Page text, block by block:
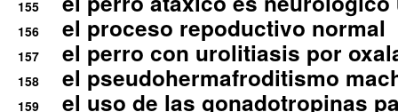
155
156 el proceso repoductivo normal
157 el perro con urolitiasis por
158 el pseudohermafroditismo
159
el uso de las gonadotropinas